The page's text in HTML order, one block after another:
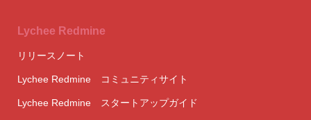
Lychee Redmine
リリースノート
Lychee Redmine コミュニティサイト
Lychee Redmine スタートアップガイド